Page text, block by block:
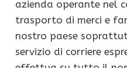
azienda operante nel
trasporto di merci e
nostro paese
servizio di corriere